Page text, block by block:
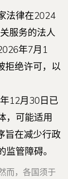
法律在2024
服务的法人
年7月1
拒绝许可，以
12月30日已
，可能适用
旨在减少行政
管障碍。
而，各国须于